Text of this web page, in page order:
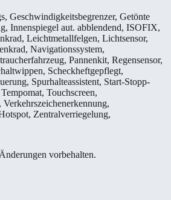
, Geschwindigkeitsbegrenzer, Getönte
, Innenspiegel aut. abblendend, ISOFIX,
, Leichtmetallfelgen, Lichtsensor,
, Navigationssystem,
, Pannenkit, Regensensor,
, Scheckheftgepflegt,
, Spurhalteassistent, Start-Stopp-
Tempomat, Touchscreen,
, Verkehrszeichenerkennung,
, Zentralverriegelung,
vorbehalten.